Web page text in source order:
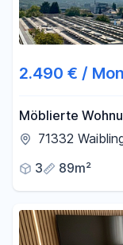
2.490 € /
Möblierte
Weitblick
71332
3
89m²